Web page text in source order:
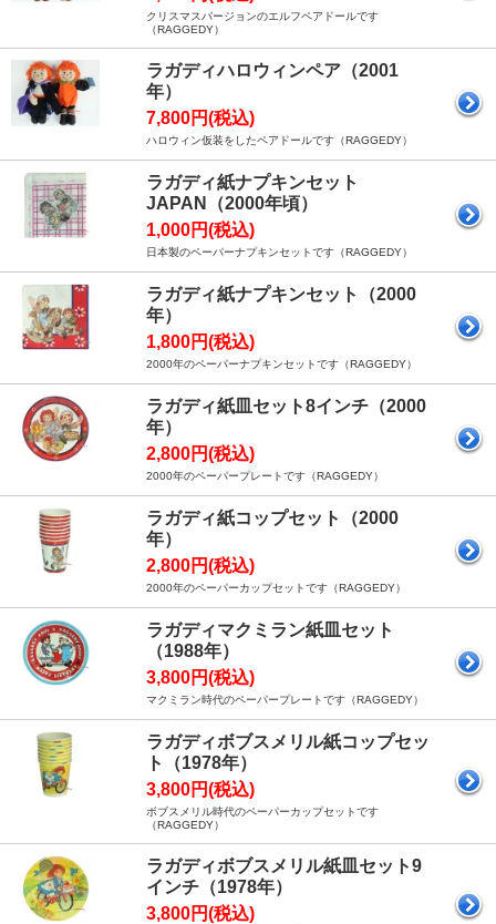
クリスマスバージョンのエルフペアドールです
（RAGGEDY）
ラガディハロウィンペア（2001
年）
7,800円(税込)
ハロウィン仮装をしたペアドールです（RAGGEDY）
ラガディ紙ナプキンセット
JAPAN（2000年頃）
1,000円(税込)
日本製のペーパーナプキンセットです（RAGGEDY）
ラガディ紙ナプキンセット（2000
年）
1,800円(税込)
2000年のペーパーナプキンセットです（RAGGEDY）
ラガディ紙皿セット8インチ（2000
年）
2,800円(税込)
2000年のペーパープレートです（RAGGEDY）
ラガディ紙コップセット（2000
年）
2,800円(税込)
2000年のペーパーカップセットです（RAGGEDY）
ラガディマクミラン紙皿セット
（1988年）
3,800円(税込)
マクミラン時代のペーパープレートです（RAGGEDY）
ラガディボブスメリル紙コップセッ
ト（1978年）
3,800円(税込)
ボブスメリル時代のペーパーカップセットです
（RAGGEDY）
ラガディボブスメリル紙皿セット9
インチ（1978年）
3,800円(税込)